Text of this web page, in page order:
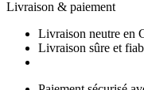
Livraison & paiement
Livraison neutre en
Livraison sûre et